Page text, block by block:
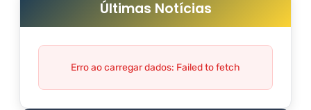
Últimas Notícias
Erro ao carregar dados: Failed to fetch